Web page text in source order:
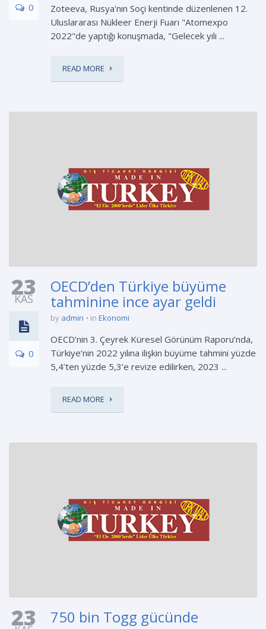
0
Zoteeva, Rusya'nın Soçi kentinde düzenlenen 12.
Uluslararası Nükleer Enerji Fuarı "Atomexpo
2022"de yaptığı konuşmada, "Gelecek yılı ...
READ MORE
23
KAS
0
OECD’den Türkiye büyüme
tahminine ince ayar geldi
by admin in Ekonomi
OECD’nin 3. Çeyrek Küresel Görünüm Raporu’nda,
Türkiye’nin 2022 yılına ilişkin büyüme tahmini yüzde
5,4’ten yüzde 5,3’e revize edilirken, 2023 ...
READ MORE
23 750 bin Togg gücünde